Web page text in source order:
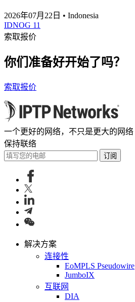
2026年07月22日 • Indonesia
IDNOG 11
索取报价
你们准备好开始了吗？
索取报价
一个更好的网络，不只是更大的网络
保持联络
订阅
解决方案
连接性
EoMPLS Pseudowire
JumboIX
互联网
DIA